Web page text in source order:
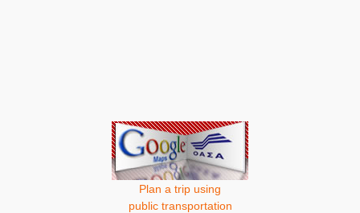
Plan a trip using
public transportation